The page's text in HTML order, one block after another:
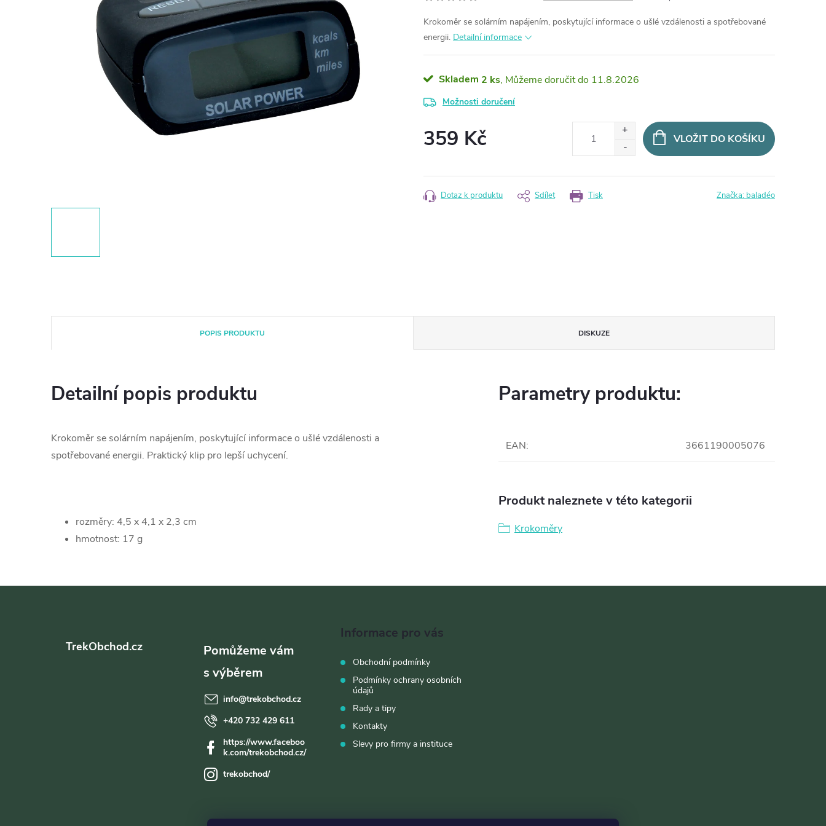
Krokoměr se solárním napájením, poskytující informace o ušlé vzdálenosti a spotřebované
energii. Detailní informace
Skladem 2 ks 11.8.2026
Možnosti doručení
359 Kč VLOŽIT DO KOŠÍKU
Tisk
Dotaz k produktu Sdílet Značka: baladéo
POPIS PRODUKTU DISKUZE
Detailní popis produktu
Krokoměr se solárním napájením, poskytující informace o ušlé vzdálenosti a
spotřebované energii. Praktický klip pro lepší uchycení.
rozměry: 4,5 x 4,1 x 2,3 cm
hmotnost: 17 g
Parametry produktu:
EAN: 3661190005076
Produkt naleznete v této kategorii
Krokoměry
TrekObchod.cz
info@trekobchod.cz
+420 732 429 611
https://www.faceboo
k.com/trekobchod.cz/
trekobchod/
Informace pro vás
Obchodní podmínky
Podmínky ochrany osobních
údajů
Rady a tipy
Kontakty
Slevy pro firmy a instituce